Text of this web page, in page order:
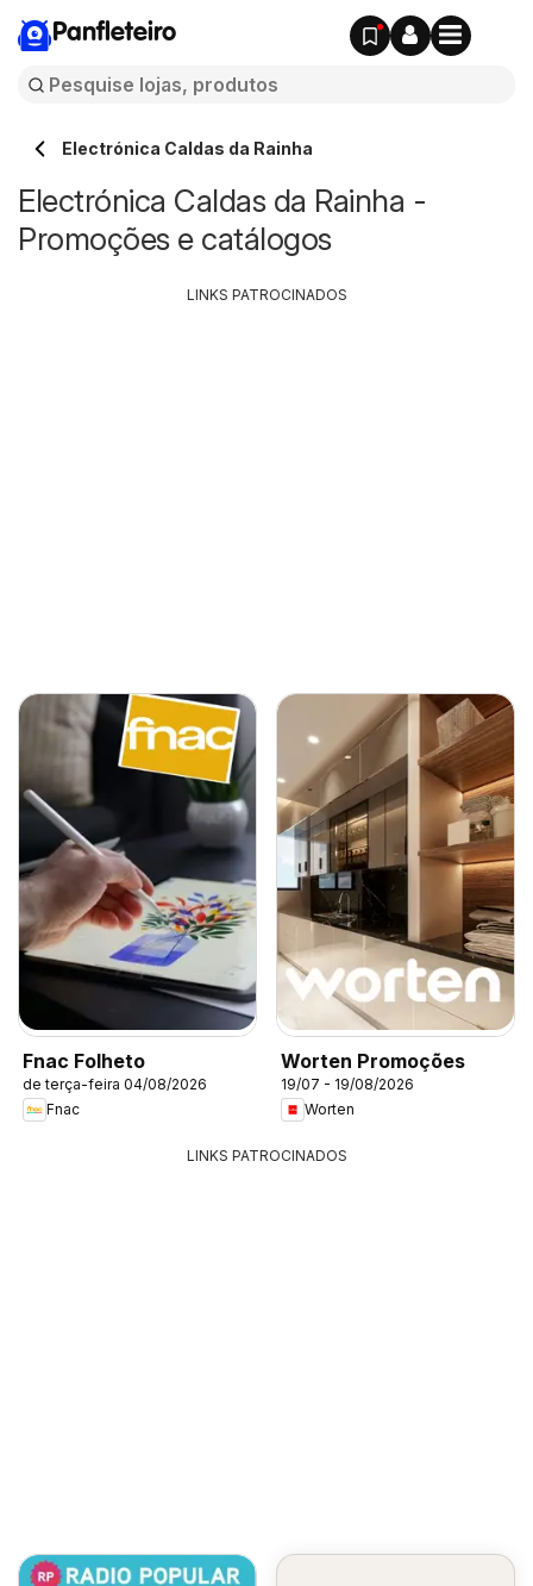
Panfleteiro
Electrónica Caldas da Rainha
Electrónica Caldas da Rainha -
Promoções e catálogos
Fnac Folheto
de terça-feira 04/08/2026
Fnac
Worten Promoções
19/07 - 19/08/2026
Worten
LINKS PATROCINADOS
LINKS PATROCINADOS